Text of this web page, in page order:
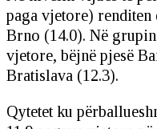
paga vjetore) renditen
Brno (14.0). Në
vjetore, bëjnë pjesë
Bratislava (12.3).
Qytetet ku